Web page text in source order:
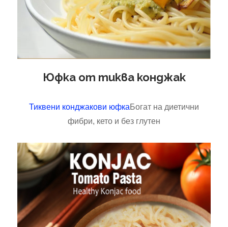
Юфка от тиква конджак
Тиквени конджакови юфкаБогат на диетични
фибри, кето и без глутен